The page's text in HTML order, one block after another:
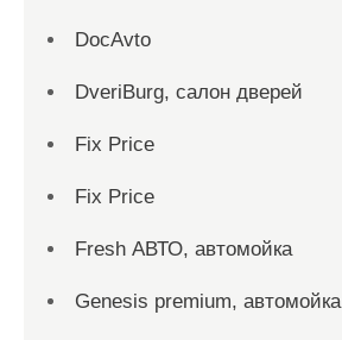
DocAvto
DveriBurg, салон дверей
Fix Price
Fix Price
Fresh АВТО, автомойка
Genesis premium, автомойка